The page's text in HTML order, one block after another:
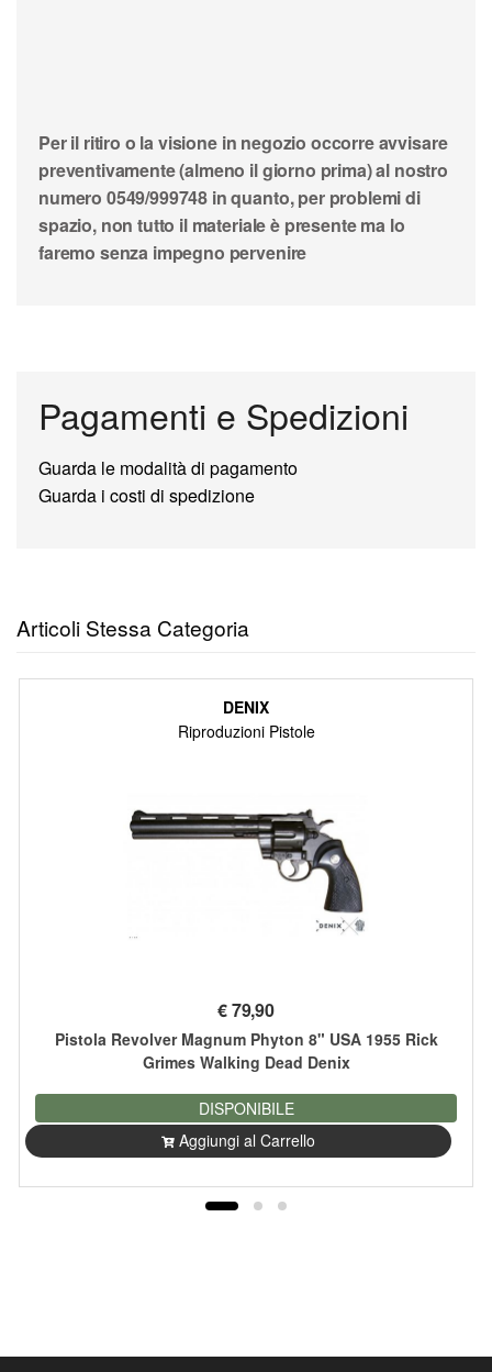
Per il ritiro o la visione in negozio occorre avvisare
preventivamente (almeno il giorno prima) al nostro
numero 0549/999748 in quanto, per problemi di
spazio, non tutto il materiale è presente ma lo
faremo senza impegno pervenire
Pagamenti e Spedizioni
Guarda le modalità di pagamento
Guarda i costi di spedizione
Articoli Stessa Categoria
DENIX
Riproduzioni Pistole
€79,90
Pistola Revolver Magnum Phyton 8" USA 1955 Rick
Grimes Walking Dead Denix
DISPONIBILE
Aggiungi al Carrello